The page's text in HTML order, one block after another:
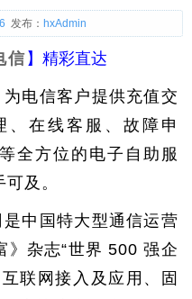
发布： hxAdmin
信 】精彩直达
电信客户提供充值交
、在线客服、故障申
全方位的电子自助服
及。
中国特大型通信运营
》杂志“世界 500 强企
联网接入及应用、固